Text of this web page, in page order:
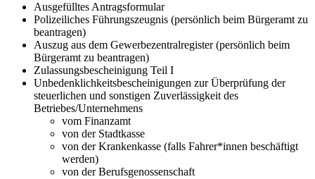
Ausgefülltes Antragsformular
Polizeiliches Führungszeugnis (persönlich beim Bürgeramt zu
beantragen)
Auszug aus dem Gewerbezentralregister (persönlich beim
Bürgeramt zu beantragen)
Zulassungsbescheinigung Teil I
Unbedenklichkeitsbescheinigungen zur Überprüfung der
steuerlichen und sonstigen Zuverlässigkeit des
Betriebes/Unternehmens
vom Finanzamt
von der Stadtkasse
von der Krankenkasse (falls Fahrer*innen beschäftigt
werden)
von der Berufsgenossenschaft